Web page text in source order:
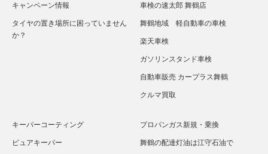
キャンペーン情報
タイヤの置き場所に困っていません
か？
車検の速太郎 舞鶴店
舞鶴地域 軽自動車の車検
楽天車検
ガソリンスタンド車検
自動車販売 カープラス舞鶴
クルマ買取
キーパーコーティング
ピュアキーパー
プロパンガス新規・乗換
舞鶴の配達灯油は江守石油で